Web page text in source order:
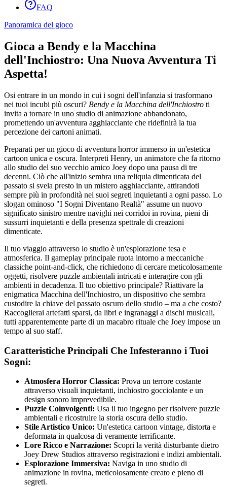
FAQ
Panoramica del gioco
Gioca a Bendy e la Macchina
dell'Inchiostro: Una Nuova Avventura Ti
Aspetta!
Osi entrare in un mondo in cui i sogni dell'infanzia si trasformano
nei tuoi incubi più oscuri? Bendy e la Macchina dell'Inchiostro ti
invita a tornare in uno studio di animazione abbandonato,
promettendo un'avventura agghiacciante che ridefinirà la tua
percezione dei cartoni animati.
Preparati per un gioco di avventura horror immerso in un'estetica
cartoon unica e oscura. Interpreti Henry, un animatore che fa ritorno
allo studio del suo vecchio amico Joey dopo una pausa di tre
decenni. Ciò che all'inizio sembra una reliquia dimenticata del
passato si svela presto in un mistero agghiacciante, attirandoti
sempre più in profondità nei suoi segreti inquietanti a ogni passo. Lo
slogan ominoso "I Sogni Diventano Realtà" assume un nuovo
significato sinistro mentre navighi nei corridoi in rovina, pieni di
sussurri inquietanti e della presenza spettrale di creazioni
dimenticate.
Il tuo viaggio attraverso lo studio è un'esplorazione tesa e
atmosferica. Il gameplay principale ruota intorno a meccaniche
classiche point-and-click, che richiedono di cercare meticolosamente
oggetti, risolvere puzzle ambientali intricati e interagire con gli
ambienti in decadenza. Il tuo obiettivo principale? Riattivare la
enigmatica Macchina dell'Inchiostro, un dispositivo che sembra
custodire la chiave del passato oscuro dello studio – ma a che costo?
Raccoglierai artefatti sparsi, da libri e ingranaggi a dischi musicali,
tutti apparentemente parte di un macabro rituale che Joey impose un
tempo al suo staff.
Caratteristiche Principali Che Infesteranno i Tuoi
Sogni:
Atmosfera Horror Classica: Prova un terrore costante
attraverso visuali inquietanti, inchiostro gocciolante e un
design sonoro imprevedibile.
Puzzle Coinvolgenti: Usa il tuo ingegno per risolvere puzzle
ambientali e ricostruire la storia oscura dello studio.
Stile Artistico Unico: Un'estetica cartoon vintage, distorta e
deformata in qualcosa di veramente terrificante.
Lore Ricco e Narrazione: Scopri la verità disturbante dietro
Joey Drew Studios attraverso registrazioni e indizi ambientali.
Esplorazione Immersiva: Naviga in uno studio di
animazione in rovina, meticolosamente creato e pieno di
segreti.